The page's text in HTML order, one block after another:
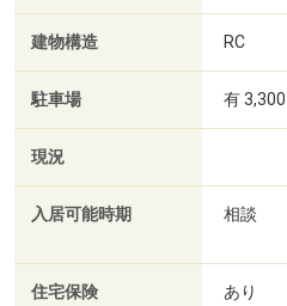
建物構造 RC
駐車場 有
現況
入居可能時期 相談
住宅保険 あり